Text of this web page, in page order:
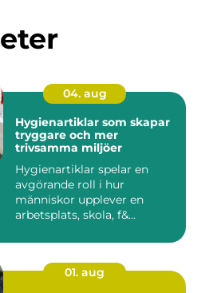
04. aug
Hygienartiklar som skapar
tryggare och mer
trivsamma miljöer
Hygienartiklar spelar en
avgörande roll i hur
människor upplever en
arbetsplats, skola, f&...
01. aug